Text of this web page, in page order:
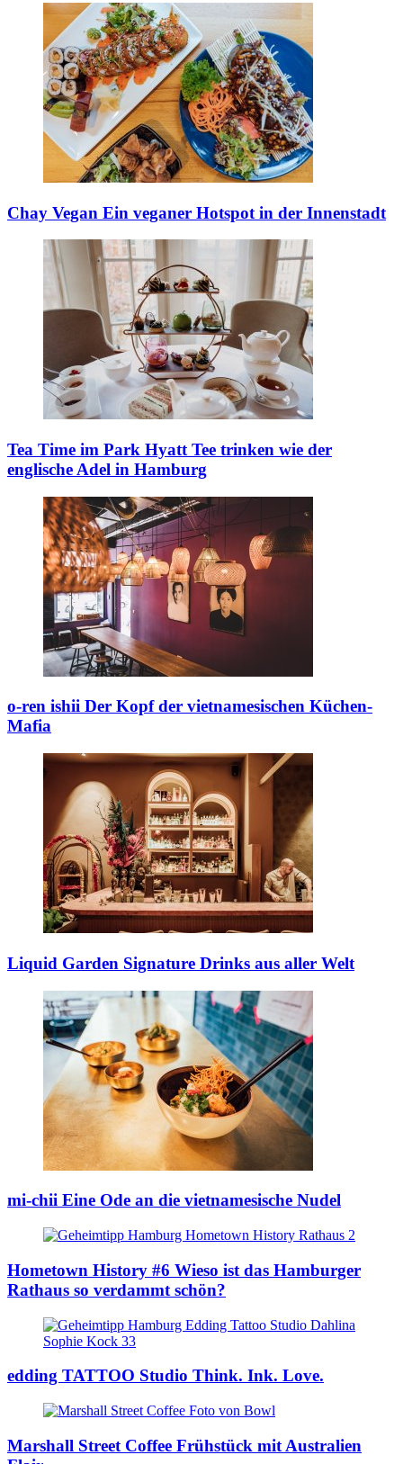
Chay Vegan Ein veganer Hotspot in der Innenstadt
Tea Time im Park Hyatt Tee trinken wie der
englische Adel in Hamburg
o-ren ishii Der Kopf der vietnamesischen Küchen-
Mafia
Liquid Garden Signature Drinks aus aller Welt
mi-chii Eine Ode an die vietnamesische Nudel
Hometown History #6 Wieso ist das Hamburger
Rathaus so verdammt schön?
edding TATTOO Studio Think. Ink. Love.
Marshall Street Coffee Frühstück mit Australien